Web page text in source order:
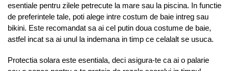
esentiale pentru zilele petrecute la mare sau la piscina. In functie
de preferintele tale, poti alege intre costum de baie intreg sau
bikini. Este recomandat sa ai cel putin doua costume de baie,
astfel incat sa ai unul la indemana in timp ce celalalt se usuca.
Protectia solara este esentiala, deci asigura-te ca ai o palarie